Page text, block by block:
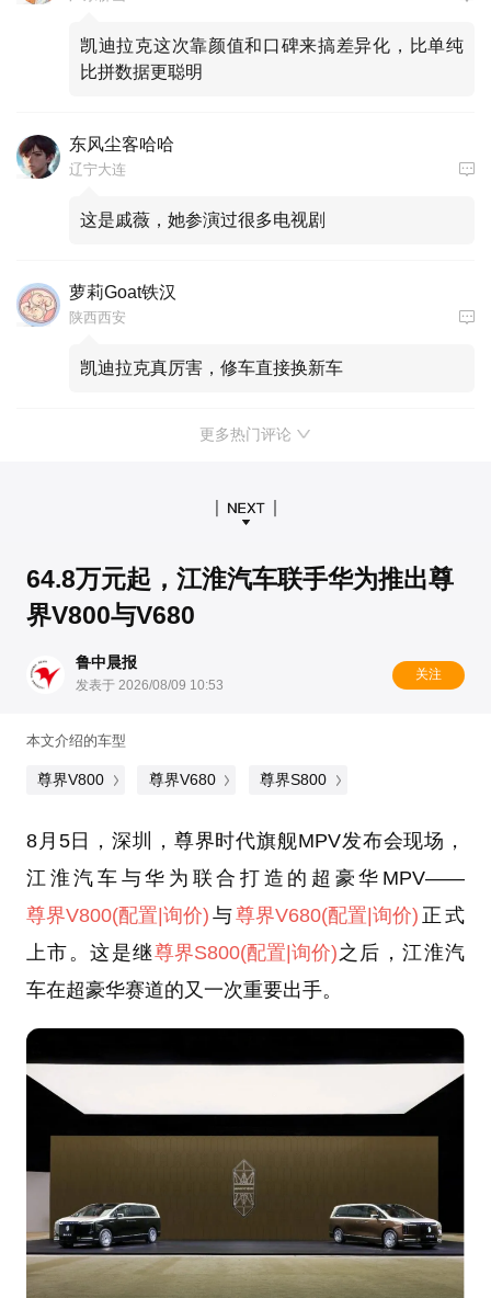
凯迪拉克这次靠颜值和口碑来搞差异化，比单纯
比拼数据更聪明
东风尘客哈哈
辽宁大连
这是戚薇，她参演过很多电视剧
萝莉Goat铁汉
陕西西安
凯迪拉克真厉害，修车直接换新车
更多热门评论
64.8万元起，江淮汽车联手华为推出尊
界V800与V680
鲁中晨报
发表于 2026/08/09 10:53
关注
本文介绍的车型
尊界V800 尊界V680 尊界S800
8月5日，深圳，尊界时代旗舰MPV发布会现场，
江淮汽车与华为联合打造的超豪华MPV——
尊界V800(配置|询价) 与尊界V680(配置|询价) 正式
上市。这是继尊界S800(配置|询价) 之后，江淮汽
车在超豪华赛道的又一次重要出手。